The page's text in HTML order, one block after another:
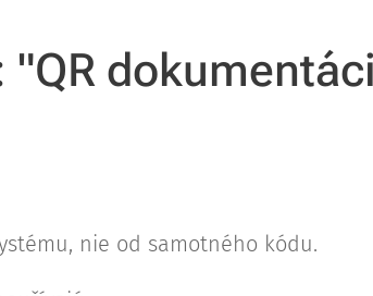
"QR
nie od samotného kódu.